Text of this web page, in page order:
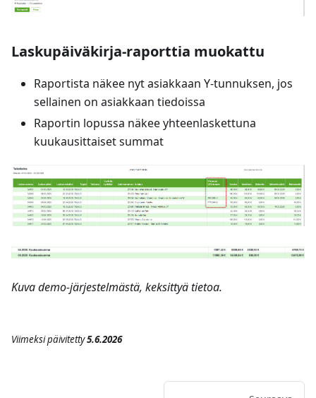
Laskupäiväkirja-raporttia muokattu
Raportista näkee nyt asiakkaan Y-tunnuksen, jos
sellainen on asiakkaan tiedoissa
Raportin lopussa näkee yhteenlaskettuna
kuukausittaiset summat
Kuva demo-järjestelmästä, keksittyä tietoa.
Viimeksi päivitetty5.6.2026